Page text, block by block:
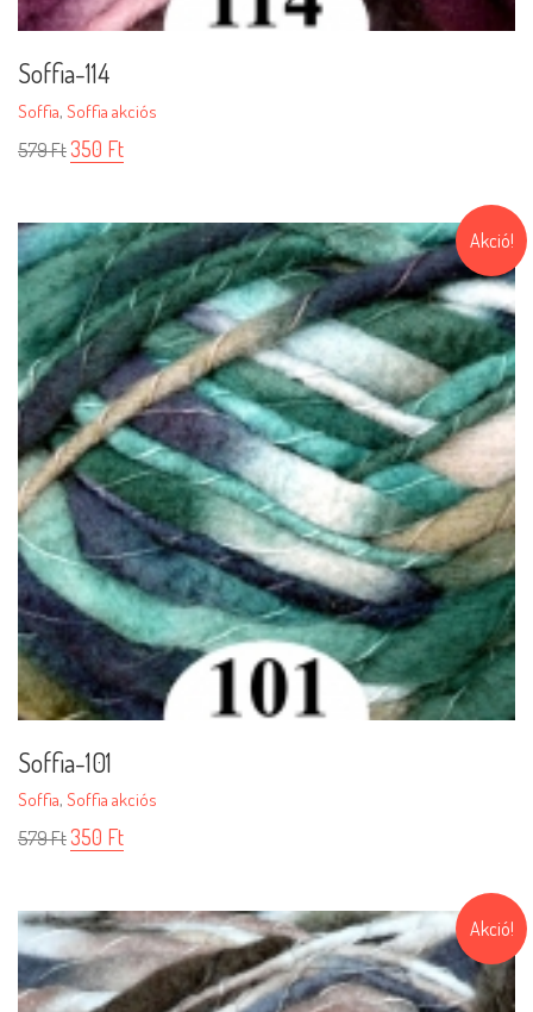
Soffia-114
Soffia, Soffia akciós
579Ft 350 Ft
Akció!
Soffia-101
Soffia, Soffia akciós
579Ft 350 Ft
Akció!